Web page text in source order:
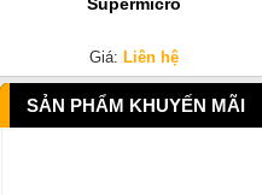
Supermicro
Giá: Liên hệ
SẢN PHẨM KHUYẾN MÃI